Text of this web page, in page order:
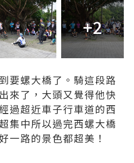
+2
要螺大橋了。騎這段路
來了，大頭又覺得他快
過超近車子行車道的西
集中所以過完西螺大橋
一路的景色都超美！